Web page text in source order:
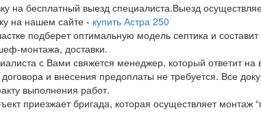
на бесплатный выезд специалиста.Выезд
на нашем сайте - купить Астра 250
подберет оптимальную модель септика и
монтажа, доставки.
с Вами свяжется менеджер, который ответит
и внесения предоплаты не требуется. Все
выполнения работ.
приезжает бригада, которая осуществляет